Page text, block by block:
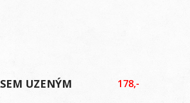
UZENÝM
178,-